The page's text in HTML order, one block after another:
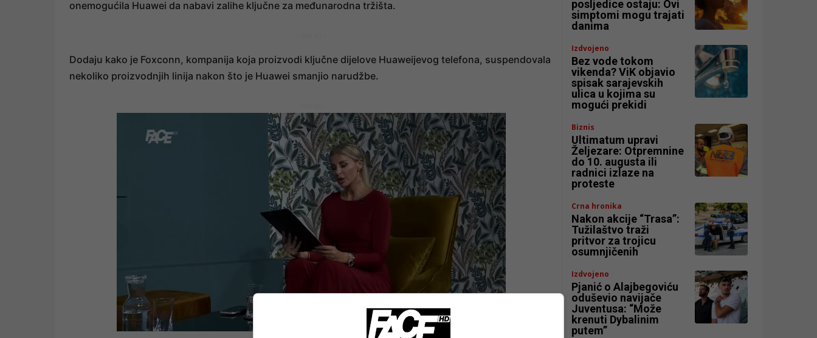
onemogućila Huawei da nabavi zalihe ključne za međunarodna tržišta.
Dodaju kako je Foxconn, kompanija koja proizvodi ključne dijelove Huaweijevog telefona, suspendovala
nekoliko proizvodnjih linija nakon što je Huawei smanjio narudžbe.
posljedice ostaju: Ovi
simptomi mogu trajati
danima
Izdvojeno
Bez vode tokom
vikenda? ViK objavio
spisak sarajevskih
ulica u kojima su
mogući prekidi
Biznis
Ultimatum upravi
Željezare: Otpremnine
do 10. augusta ili
radnici izlaze na
proteste
Crna hronika
Nakon akcije “Trasa”:
Tužilaštvo traži
pritvor za trojicu
osumnjičenih
Izdvojeno
Pjanić o Alajbegoviću
oduševio navijače
Juventusa: “Može
krenuti Dybalinim
putem”